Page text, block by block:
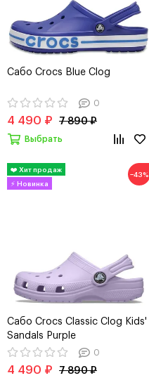
Сабо Crocs Blue Clog
0
4 490 ₽ 7 890 ₽
Выбрать
−43%
Сабо Crocs Classic Clog Kids'
Sandals Purple
0
4 490 ₽ 7 890 ₽